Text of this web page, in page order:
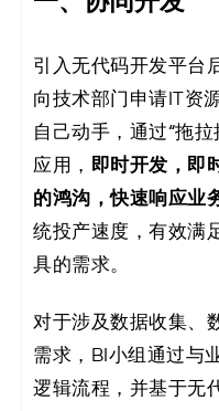
引入无代码开发平台
向技术部门申请IT资
自己动手，通过“拖
应用， 即时开发，即
的鸿沟，快速响应业
统投产速度，有效满
具的需求。
对于涉及数据收集、
需求，BI小组通过与
逻辑流程，并基于无